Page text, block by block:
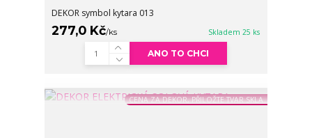
DEKOR symbol kytara 013
277,0 Kč/ks Skladem 25 ks
ANO TO CHCI
CENA ZA DEKOR, PŘILOŽTE TVAR SKLA